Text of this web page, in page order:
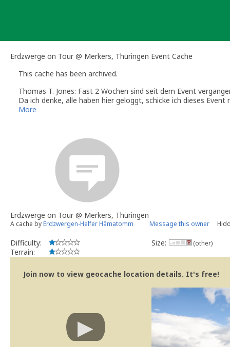
Erdzwerge on Tour @ Merkers, Thüringen Event Cache
This cache has been archived.
Thomas T. Jones: Fast 2 Wochen sind seit dem Event
Da ich denke, alle haben hier geloggt, schicke ich dieses Event
um Platz für "Neues" zu schaffen!
More
Erdzwerge on Tour @ Merkers, Thüringen
A cache byErdzwergen-Helfer Hämatomm Message this owner
Difficulty:
Terrain:
Size: (other)
Join now to view geocache location details. It's free!